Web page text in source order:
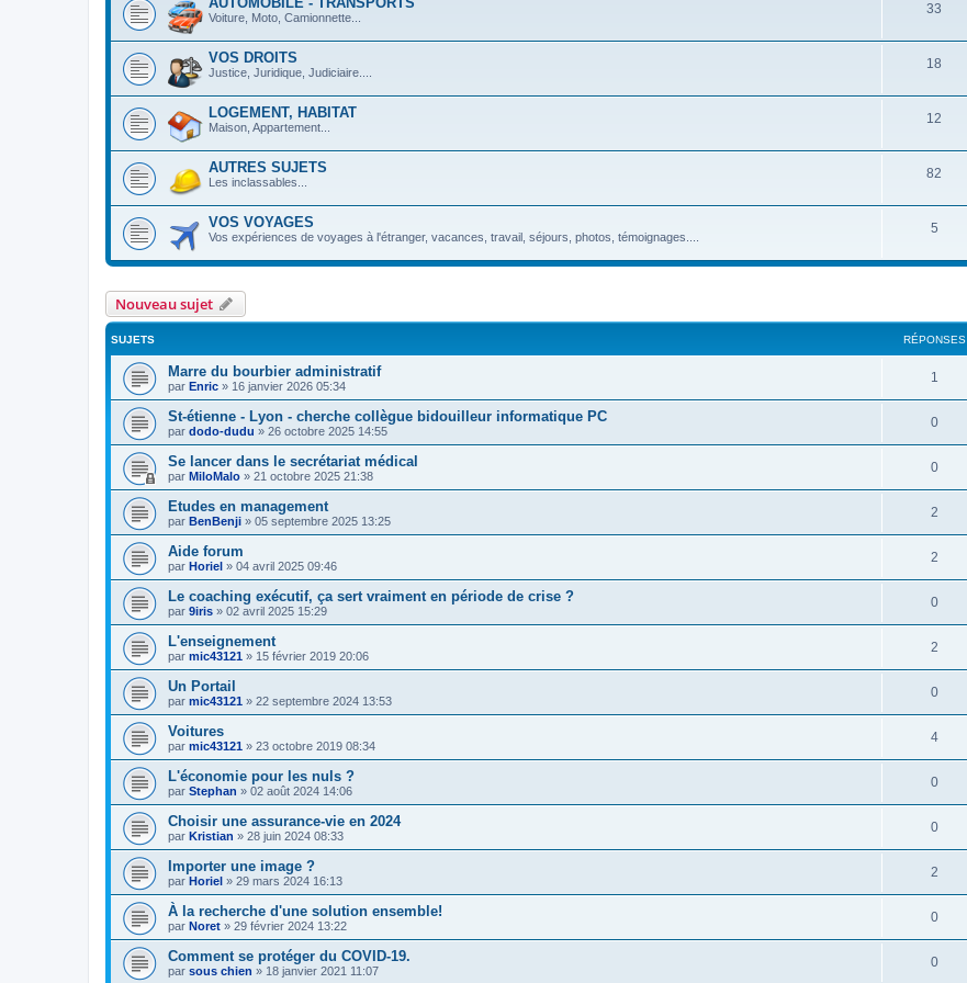
Voiture, Moto, Camionnette...
33
VOS DROITS
Justice, Juridique, Judiciaire....
18
LOGEMENT, HABITAT
Maison, Appartement...
12
AUTRES SUJETS
Les inclassables...
82
VOS VOYAGES
Vos expériences de voyages à l'étranger, vacances, travail, séjours, photos, témoignages....
5
Nouveau sujet
SUJETS RÉPONSES
Marre du bourbier administratif
par Enric » 16 janvier 2026 05:34
1
St-étienne - Lyon - cherche collègue bidouilleur informatique PC
par dodo-dudu » 26 octobre 2025 14:55
0
Se lancer dans le secrétariat médical
par MiloMalo » 21 octobre 2025 21:38
0
Etudes en management
par BenBenji » 05 septembre 2025 13:25
2
Aide forum
par Horiel » 04 avril 2025 09:46
2
Le coaching exécutif, ça sert vraiment en période de crise ?
par 9iris » 02 avril 2025 15:29
0
L'enseignement
par mic43121 » 15 février 2019 20:06
2
Un Portail
par mic43121 » 22 septembre 2024 13:53
0
Voitures
par mic43121 » 23 octobre 2019 08:34
4
L'économie pour les nuls ?
par Stephan » 02 août 2024 14:06
0
Choisir une assurance-vie en 2024
par Kristian » 28 juin 2024 08:33
0
Importer une image ?
par Horiel » 29 mars 2024 16:13
2
À la recherche d'une solution ensemble!
par Noret » 29 février 2024 13:22
0
Comment se protéger du COVID-19.
par sous chien » 18 janvier 2021 11:07
0